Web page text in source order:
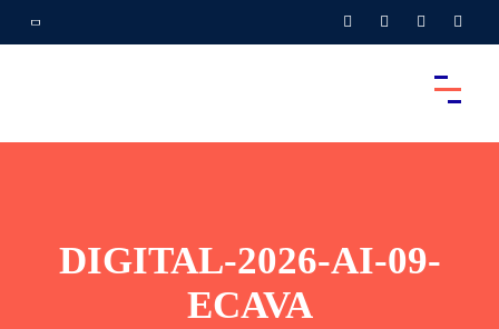
DIGITAL-2026-AI-09-
ECAVA